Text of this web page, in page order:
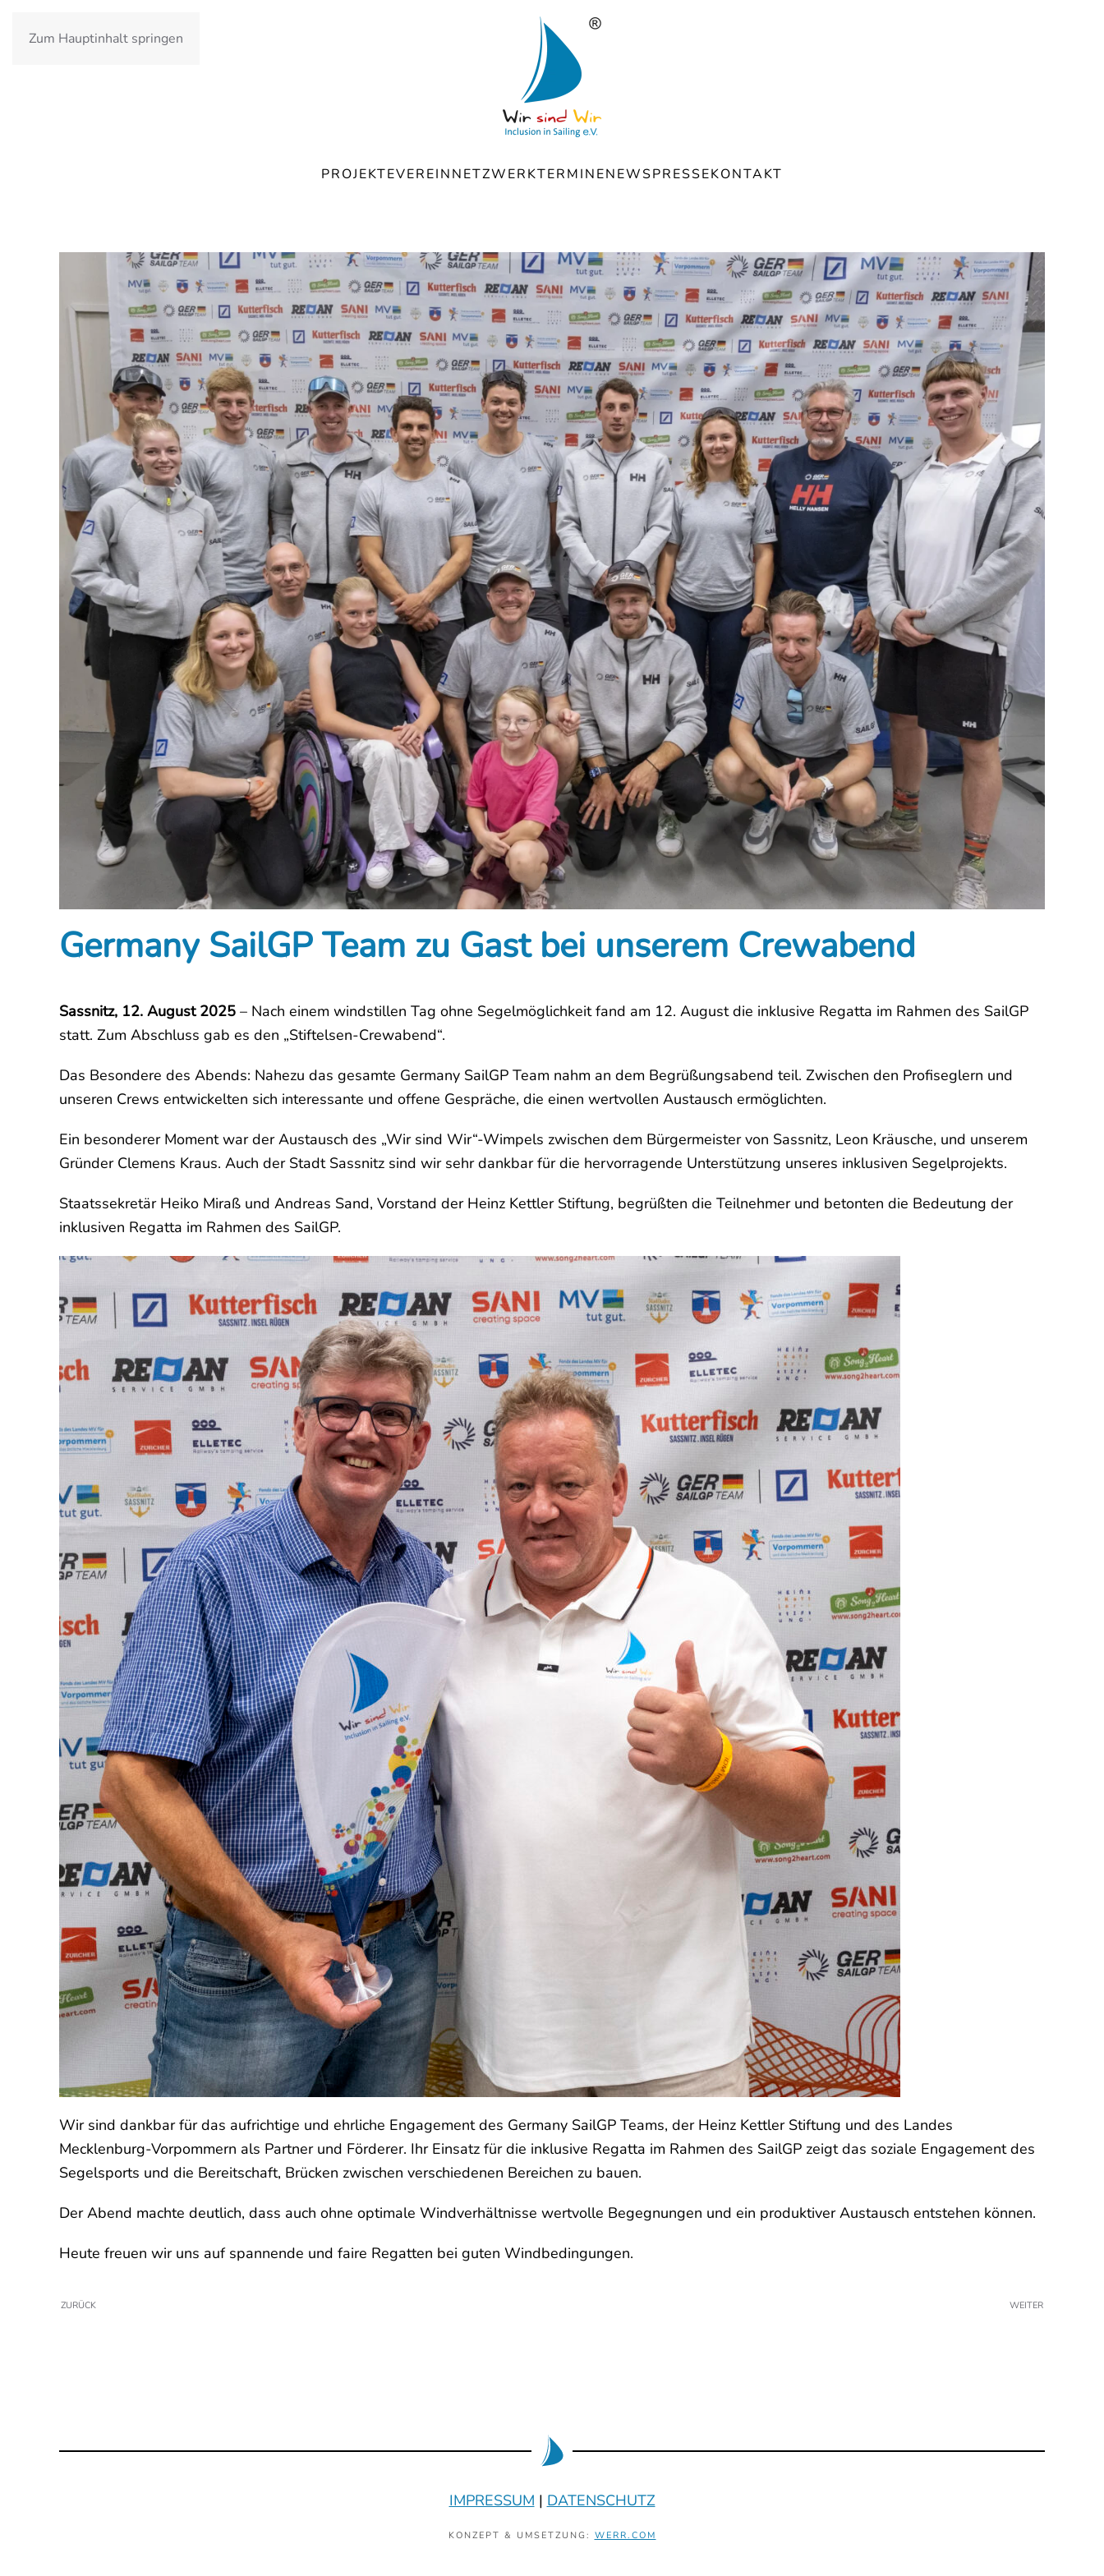
Zum Hauptinhalt springen
PROJEKTEVEREINNETZWERKTERMINENEWSPRESSEKONTAKT
Germany SailGP Team zu Gast bei unserem Crewabend
Sassnitz, 12. August 2025 – Nach einem windstillen Tag ohne Segelmöglichkeit fand am 12. August die inklusive Regatta im Rahmen des SailGP
statt. Zum Abschluss gab es den „Stiftelsen-Crewabend“.
Das Besondere des Abends: Nahezu das gesamte Germany SailGP Team nahm an dem Begrüßungsabend teil. Zwischen den Profiseglern und
unseren Crews entwickelten sich interessante und offene Gespräche, die einen wertvollen Austausch ermöglichten.
Ein besonderer Moment war der Austausch des „Wir sind Wir“-Wimpels zwischen dem Bürgermeister von Sassnitz, Leon Kräusche, und unserem
Gründer Clemens Kraus. Auch der Stadt Sassnitz sind wir sehr dankbar für die hervorragende Unterstützung unseres inklusiven Segelprojekts.
Staatssekretär Heiko Miraß und Andreas Sand, Vorstand der Heinz Kettler Stiftung, begrüßten die Teilnehmer und betonten die Bedeutung der
inklusiven Regatta im Rahmen des SailGP.
Wir sind dankbar für das aufrichtige und ehrliche Engagement des Germany SailGP Teams, der Heinz Kettler Stiftung und des Landes
Mecklenburg-Vorpommern als Partner und Förderer. Ihr Einsatz für die inklusive Regatta im Rahmen des SailGP zeigt das soziale Engagement des
Segelsports und die Bereitschaft, Brücken zwischen verschiedenen Bereichen zu bauen.
Der Abend machte deutlich, dass auch ohne optimale Windverhältnisse wertvolle Begegnungen und ein produktiver Austausch entstehen können.
Heute freuen wir uns auf spannende und faire Regatten bei guten Windbedingungen.
ZURÜCK WEITER
IMPRESSUM | DATENSCHUTZ
KONZEPT & UMSETZUNG: WERR.COM